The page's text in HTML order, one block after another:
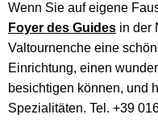
Wenn Sie auf eigene
Foyer des Guides in der
Valtournenche eine
Einrichtung, einen
besichtigen können, und
Spezialitäten. Tel. +39